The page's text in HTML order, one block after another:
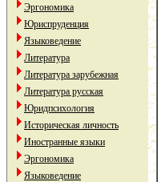
Эргономика
Юриспруденция
Языковедение
Литература
Литература зарубежная
Литература русская
Юридпсихология
Историческая личность
Иностранные языки
Эргономика
Языковедение